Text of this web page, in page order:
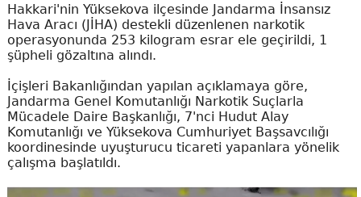
Hakkari'nin Yüksekova ilçesinde Jandarma İnsansız
Hava Aracı (JİHA) destekli düzenlenen narkotik
operasyonunda 253 kilogram esrar ele geçirildi, 1
şüpheli gözaltına alındı.
İçişleri Bakanlığından yapılan açıklamaya göre,
Jandarma Genel Komutanlığı Narkotik Suçlarla
Mücadele Daire Başkanlığı, 7'nci Hudut Alay
Komutanlığı ve Yüksekova Cumhuriyet Başsavcılığı
koordinesinde uyuşturucu ticareti yapanlara yönelik
çalışma başlatıldı.